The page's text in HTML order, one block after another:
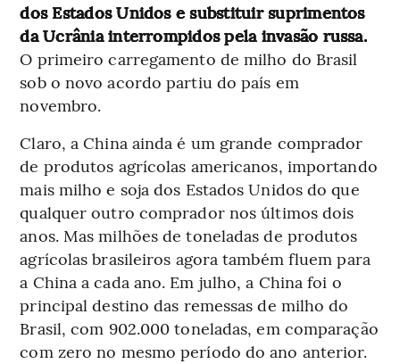
dos Estados Unidos e substituir suprimentos
da Ucrânia interrompidos pela invasão russa.
O primeiro carregamento de milho do Brasil
sob o novo acordo partiu do país em
novembro.
Claro, a China ainda é um grande comprador
de produtos agrícolas americanos, importando
mais milho e soja dos Estados Unidos do que
qualquer outro comprador nos últimos dois
anos. Mas milhões de toneladas de produtos
agrícolas brasileiros agora também fluem para
a China a cada ano. Em julho, a China foi o
principal destino das remessas de milho do
Brasil, com 902.000 toneladas, em comparação
com zero no mesmo período do ano anterior.